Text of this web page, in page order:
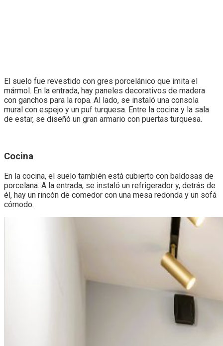
El suelo fue revestido con gres porcelánico que imita el
mármol. En la entrada, hay paneles decorativos de madera
con ganchos para la ropa. Al lado, se instaló una consola
mural con espejo y un puf turquesa. Entre la cocina y la sala
de estar, se diseñó un gran armario con puertas turquesa.
Cocina
En la cocina, el suelo también está cubierto con baldosas de
porcelana. A la entrada, se instaló un refrigerador y, detrás de
él, hay un rincón de comedor con una mesa redonda y un sofá
cómodo.